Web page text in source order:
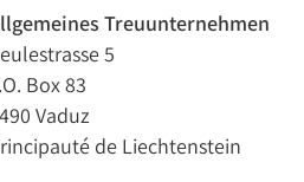
Treuunternehmen
5
Box 83
Vaduz
de Liechtenstein